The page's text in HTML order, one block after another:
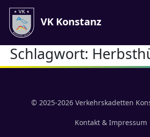
VK Konstanz
Schlagwort:
© 2025-2026 Verkehrskadetten
Kontakt & Impressum